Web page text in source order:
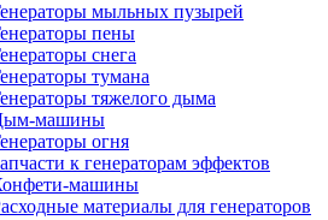
мыльных пузырей
пены
снега
тумана
тяжелого дыма
машины
огня
к генераторам эффектов
машины
материалы для генераторов